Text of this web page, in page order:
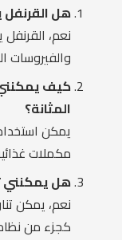
هل القرنفل
نعم،
والفيروسات
كيف
المثانة؟
يمكن
مكملات
هل يمكنني
نعم، يمكن
كجزء من